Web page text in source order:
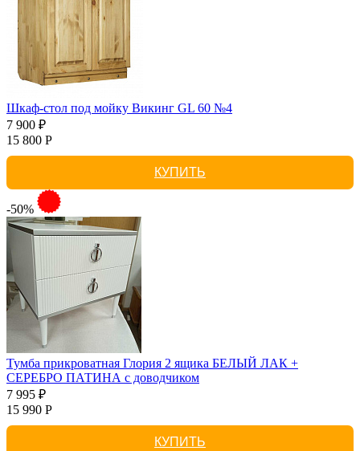
Шкаф-стол под мойку Викинг GL 60 №4
7 900 ₽
15 800 Р
КУПИТЬ
-50%
Тумба прикроватная Глория 2 ящика БЕЛЫЙ ЛАК +
СЕРЕБРО ПАТИНА с доводчиком
7 995 ₽
15 990 Р
КУПИТЬ